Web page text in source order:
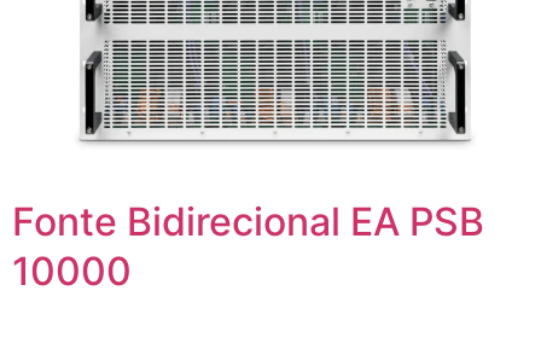
Fonte Bidirecional EA PSB
10000